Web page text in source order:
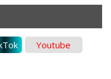
Youtube